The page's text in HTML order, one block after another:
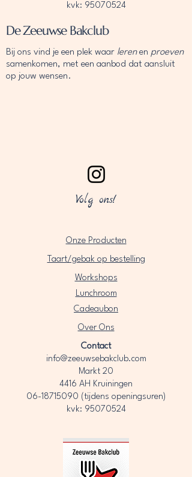
kvk: 95070524
De Zeeuwse Bakclub
Bij ons vind je een plek waar lerenen proeven
samenkomen, met een aanbod dat aansluit
op jouw wensen.
Volg ons!
Onze Producten
Taart/gebak op bestelling
Workshops
Lunchroom
Cadeaubon
Over Ons​
Contact
info@zeeuwsebakclub.com
Markt 20
4416 AH Kruiningen
06-18715090 (tijdens openingsuren)
kvk: 95070524